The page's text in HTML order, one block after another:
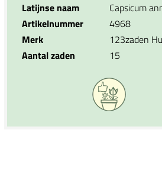
Latijnse naam
Capsicum
Artikelnummer
4968
Merk
123zaden
Aantal zaden
15